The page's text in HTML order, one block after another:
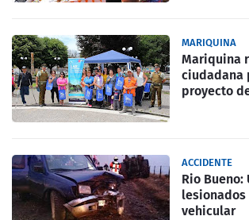
MARIQUINA
Mariquina
ciudadana
proyecto
ACCIDENTE
Rio Bueno:
vehicular